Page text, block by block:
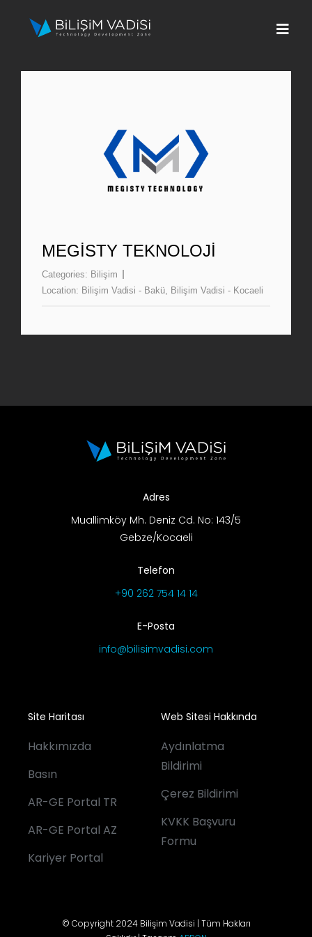
Hakkımızda
Programlar
İletişim
Fona Başvur
MEGISTY TEKNOLOJI
Categories: Bilişim
Location: Bilişim Vadisi - Bakü Bilişim Vadisi - Kocaeli
Adres
Muallimköy Mh. Deniz Cd. No: 143/5
Gebze/Kocaeli
Telefon
+90 262 754 14 14
E-Posta
info@bilisimvadisi.com
Site Haritası
Hakkımızda
Basın
AR-GE Portal TR
AR-GE Portal AZ
Kariyer Portal
Web Sitesi Hakkında
Aydınlatma
Bildirimi
Çerez Bildirimi
KVKK Başvuru
Formu
© Copyright 2024 Bilişim Vadisi | Tüm Hakları